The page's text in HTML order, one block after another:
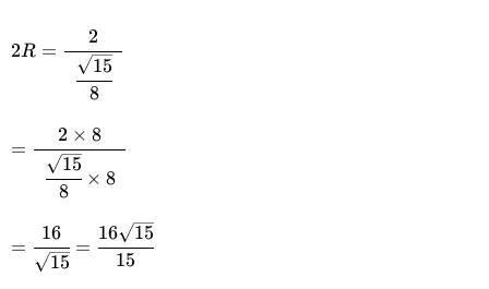
2R=\cfrac{2}
{\enspace\cfrac{\sqrt{15}}
2R =
8
15
2
=\cfrac{2\times8}
{\enspace\cfrac{\sqrt{15}}
=
8
15
× 8
2 × 8
=\cfrac{16}
{\sqrt{15}}=\cfrac{16\sqrt{15}}
=
15
16
=
15
16 15